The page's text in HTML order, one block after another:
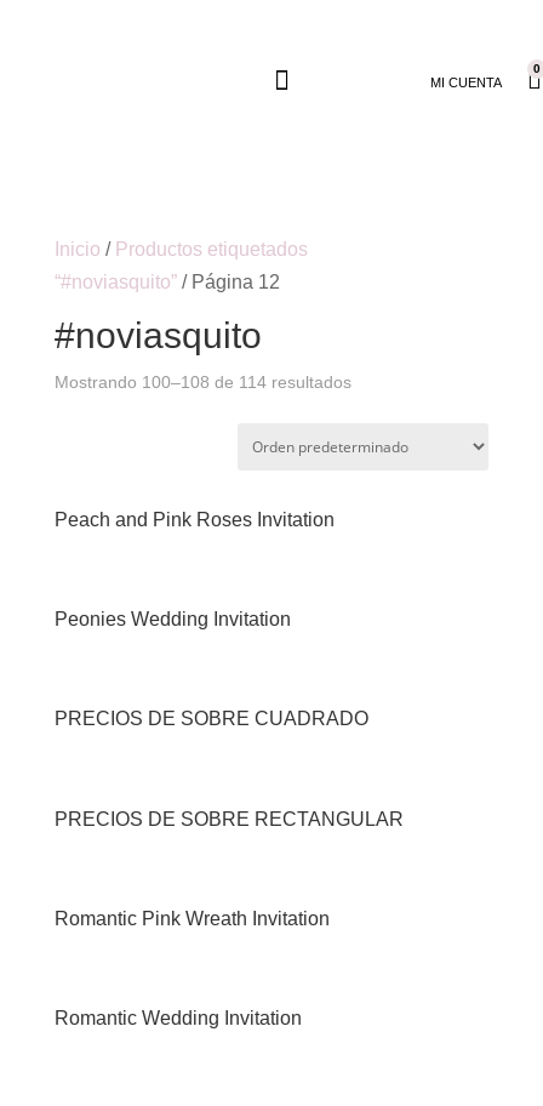
MI CUENTA
0
Inicio / Productos etiquetados
“#noviasquito”/ Página 12
#noviasquito
Mostrando 100–108 de 114 resultados
Peach and Pink Roses Invitation
Peonies Wedding Invitation
PRECIOS DE SOBRE CUADRADO
PRECIOS DE SOBRE RECTANGULAR
Romantic Pink Wreath Invitation
Romantic Wedding Invitation